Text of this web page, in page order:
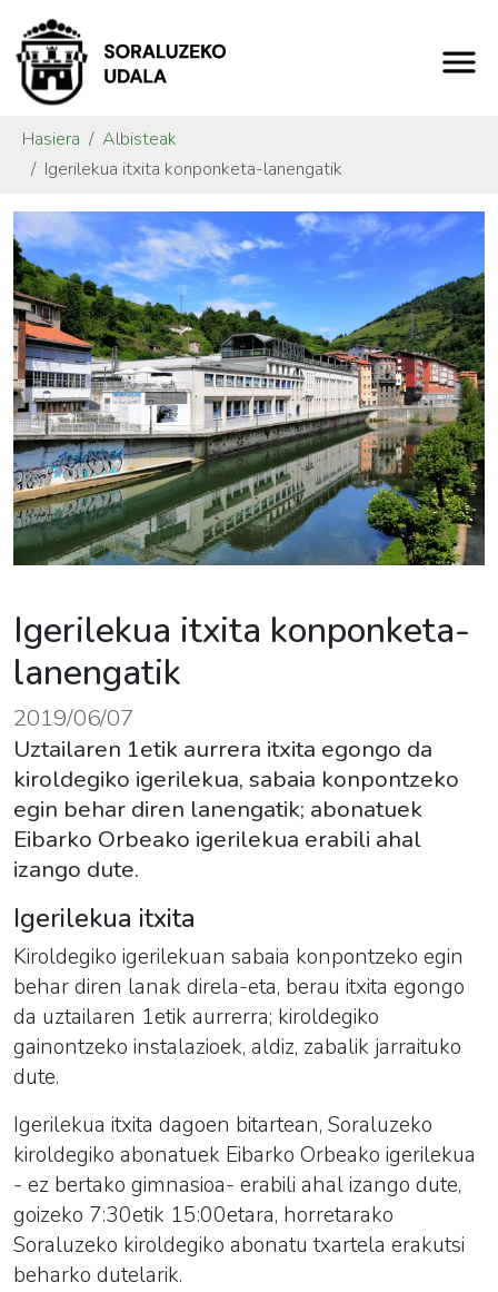
Hasiera
Albisteak
Igerilekua itxita konponketa-lanengatik
Igerilekua itxita konponketa-
lanengatik
2019/06/07
Uztailaren 1etik aurrera itxita egongo da
kiroldegiko igerilekua, sabaia konpontzeko
egin behar diren lanengatik; abonatuek
Eibarko Orbeako igerilekua erabili ahal
izango dute.
Igerilekua itxita
Kiroldegiko igerilekuan sabaia konpontzeko egin
behar diren lanak direla-eta, berau itxita egongo
da uztailaren 1etik aurrerra; kiroldegiko
gainontzeko instalazioek, aldiz, zabalik jarraituko
dute.
Igerilekua itxita dagoen bitartean, Soraluzeko
kiroldegiko abonatuek Eibarko Orbeako igerilekua
- ez bertako gimnasioa- erabili ahal izango dute,
goizeko 7:30etik 15:00etara, horretarako
Soraluzeko kiroldegiko abonatu txartela erakutsi
beharko dutelarik.